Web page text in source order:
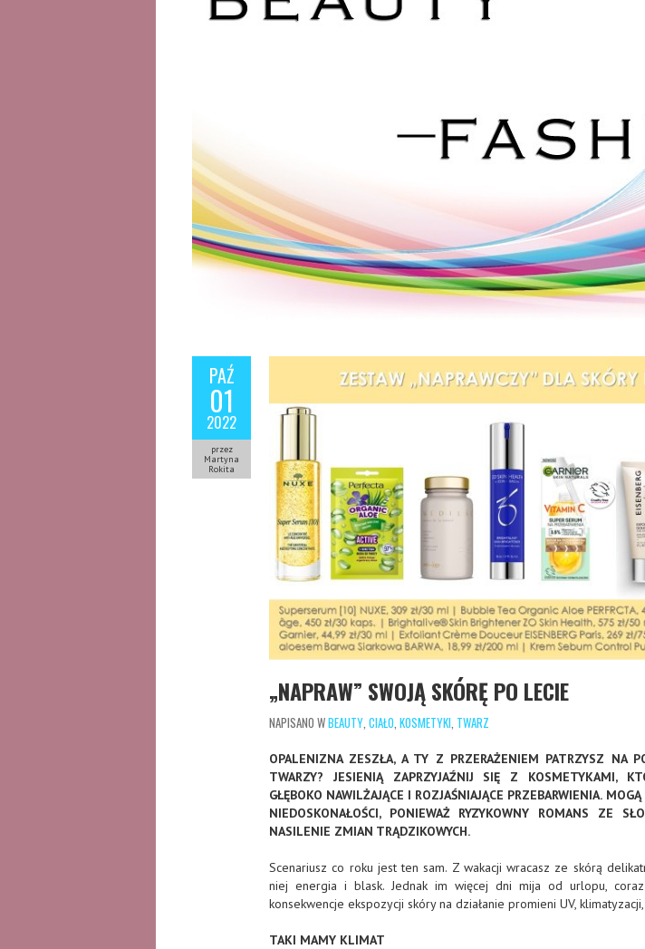
PAŹ
01
2022
przez
Martyna
Rokita
„NAPRAW” SWOJĄ SKÓRĘ PO LECIE
NAPISANO WBEAUTY CIAŁO KOSMETYKI TWARZ
OPALENIZNA ZESZŁA, A TY Z PRZERAŻENIEM PATRZYSZ NA
TWARZY? JESIENIĄ ZAPRZYJAŹNIJ SIĘ Z KOSMETYKAMI,
GŁĘBOKO NAWILŻAJĄCE I ROZJAŚNIAJĄCE PRZEBARWIENIA.
NIEDOSKONAŁOŚCI, PONIEWAŻ RYZYKOWNY ROMANS ZE
NASILENIE ZMIAN TRĄDZIKOWYCH.
Scenariusz co roku jest ten sam. Z wakacji wracasz ze skórą
niej energia i blask. Jednak im więcej dni mija od urlopu,
konsekwencje ekspozycji skóry na działanie promieni UV,
TAKI MAMY KLIMAT